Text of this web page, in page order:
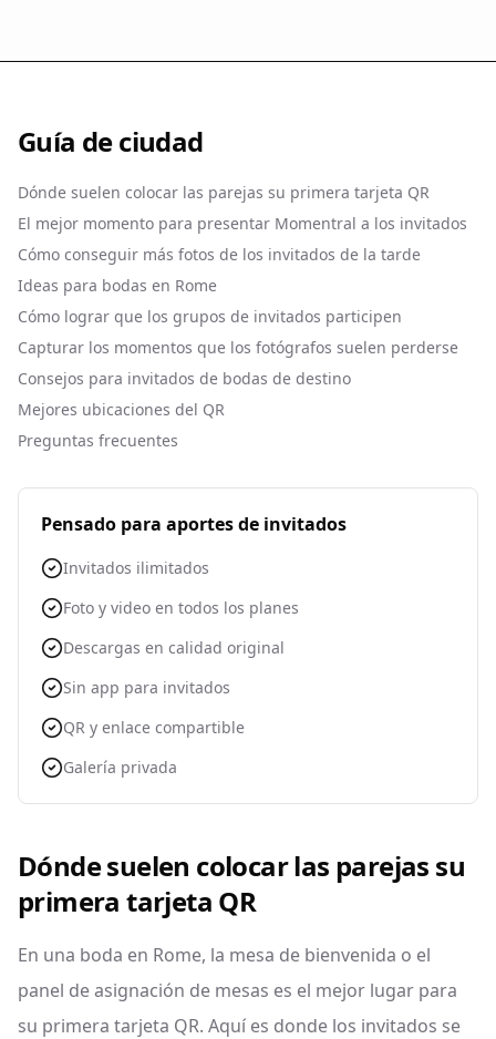
Guía de ciudad
Dónde suelen colocar las parejas su primera tarjeta QR
El mejor momento para presentar Momentral a los invitados
Cómo conseguir más fotos de los invitados de la tarde
Ideas para bodas en Rome
Cómo lograr que los grupos de invitados participen
Capturar los momentos que los fotógrafos suelen perderse
Consejos para invitados de bodas de destino
Mejores ubicaciones del QR
Preguntas frecuentes
Pensado para aportes de invitados
Invitados ilimitados
Foto y video en todos los planes
Descargas en calidad original
Sin app para invitados
QR y enlace compartible
Galería privada
Dónde suelen colocar las parejas su
primera tarjeta QR
En una boda en Rome, la mesa de bienvenida o el
panel de asignación de mesas es el mejor lugar para
su primera tarjeta QR. Aquí es donde los invitados se